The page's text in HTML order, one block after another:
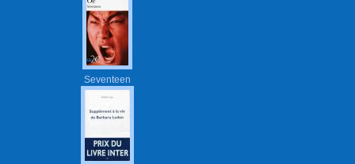
Seventeen